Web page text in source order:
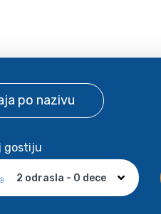
po nazivu
gostiju
2 odrasla - 0 dece